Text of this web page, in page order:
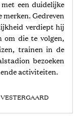
een duidelijke
merken. Gedreven
verdiept hij
om die te volgen,
trainen in de
bezoeken
activiteiten.